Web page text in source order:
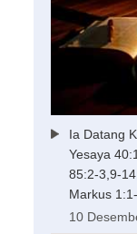
Ia Datang
Yesaya
85:2-3,9-
Markus
10